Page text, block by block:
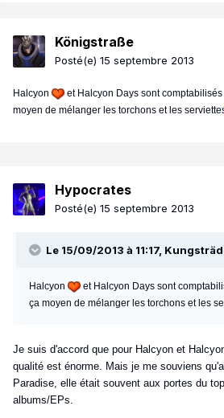
Königstraße
Posté(e) 15 septembre 2013
Halcyon
et Halcyon Days sont
moyen de mélanger les torchons et les
Hypocrates
Posté(e) 15 septembre 2013
Le 15/09/2013 à 11:17,
Halcyon
et Halcyon Days sont
ça moyen de mélanger les torchons et les
Je suis d'accord que pour Halcyon et
qualité est énorme. Mais je me souviens
Paradise, elle était souvent aux portes du
albums/EPs.